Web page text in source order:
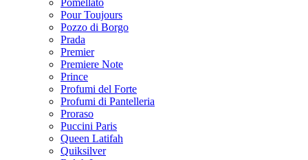
Pomellato
Pour Toujours
Pozzo di Borgo
Prada
Premier
Premiere Note
Prince
Profumi del Forte
Profumi di Pantelleria
Proraso
Puccini Paris
Queen Latifah
Quiksilver